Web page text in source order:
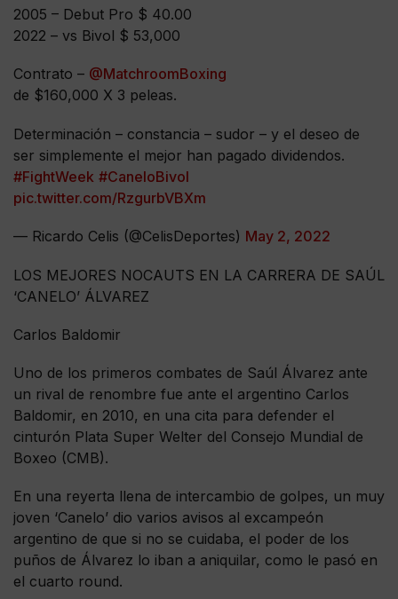
2005 – Debut Pro $ 40.00
2022 – vs Bivol $ 53,000
Contrato – @MatchroomBoxing
de $160,000 X 3 peleas.
Determinación – constancia – sudor – y el deseo de
ser simplemente el mejor han pagado dividendos.
#FightWeek #CaneloBivol
pic.twitter.com/RzgurbVBXm
— Ricardo Celis (@CelisDeportes) May 2, 2022
LOS MEJORES NOCAUTS EN LA CARRERA DE SAÚL
‘CANELO’ ÁLVAREZ
Carlos Baldomir
Uno de los primeros combates de Saúl Álvarez ante
un rival de renombre fue ante el argentino Carlos
Baldomir, en 2010, en una cita para defender el
cinturón Plata Super Welter del Consejo Mundial de
Boxeo (CMB).
En una reyerta llena de intercambio de golpes, un muy
joven ‘Canelo’ dio varios avisos al excampeón
argentino de que si no se cuidaba, el poder de los
puños de Álvarez lo iban a aniquilar, como le pasó en
el cuarto round.